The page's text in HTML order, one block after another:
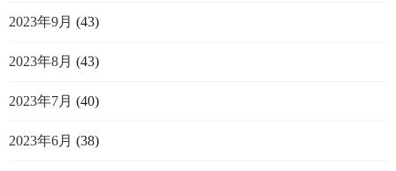
2023年9月 (43)
2023年8月 (43)
2023年7月 (40)
2023年6月 (38)